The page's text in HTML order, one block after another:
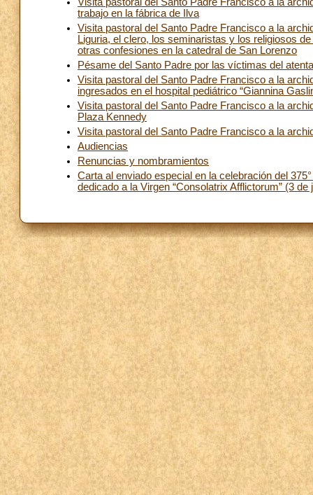
trabajo en la fábrica de Ilva
Visita pastoral del Santo Padre Francisco a la
Liguria, el clero, los seminaristas y los religiosos
otras confesiones en la catedral de San Lorenzo
Pésame del Santo Padre por las víctimas del
Visita pastoral del Santo Padre Francisco a la
ingresados en el hospital pediátrico “Giannina
Visita pastoral del Santo Padre Francisco a la
Plaza Kennedy
Visita pastoral del Santo Padre Francisco a la
Audiencias
Renuncias y nombramientos
Carta al enviado especial en la celebración del
dedicado a la Virgen “Consolatrix Afflictorum” (3 de